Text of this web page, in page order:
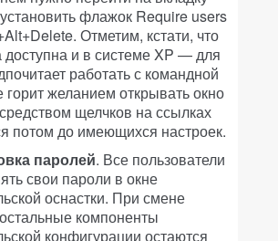
флажок Require users
Отметим, кстати, что
доступна и в системе XP — для
работать с командной
горит желанием открывать окно
щелчков на ссылках
потом до имеющихся настроек.
паролей. Все пользователи
свои пароли в окне
оснастки. При смене
компоненты
конфигурации остаются